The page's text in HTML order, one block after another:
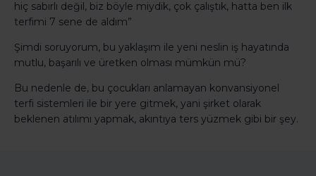
hiç sabırlı değil, biz böyle miydik, çok çalıştık, hatta ben ilk
terfimi 7 sene de aldım”
Şimdi soruyorum, bu yaklaşım ile yeni neslin iş hayatında
mutlu, başarılı ve üretken olması mümkün mü?
Bu nedenle de, bu çocukları anlamayan konvansiyonel
terfi sistemleri ile bir yere gitmek, yani şirket olarak
beklenen atılımı yapmak, akıntıya ters yüzmek gibi bir şey.